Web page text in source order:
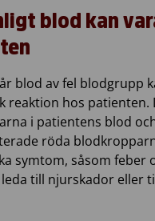
blod kan
blod av fel blodgrupp
reaktion hos patienten.
i patientens blod
röda
symtom, såsom feber
till njurskador eller